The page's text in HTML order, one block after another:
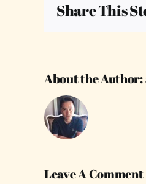
Share This
About the Author:
Leave A Comment